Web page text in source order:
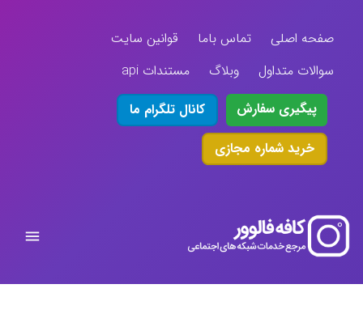
صفحه اصلی تماس باما
قوانین سایت
سوالات متداول
وبلاگ
مستندات api
پیگیری سفارش
کانال تلگرام ما
خرید شماره مجازی